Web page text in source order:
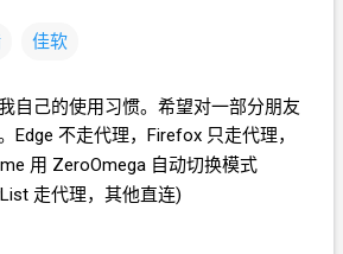
佳软
自己的使用习惯。希望对一部分朋友
Edge 不走代理，Firefox 只走代理，
用 ZeroOmega 自动切换模式
走代理，其他直连)